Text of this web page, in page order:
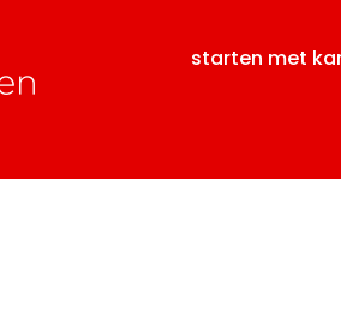
starten met